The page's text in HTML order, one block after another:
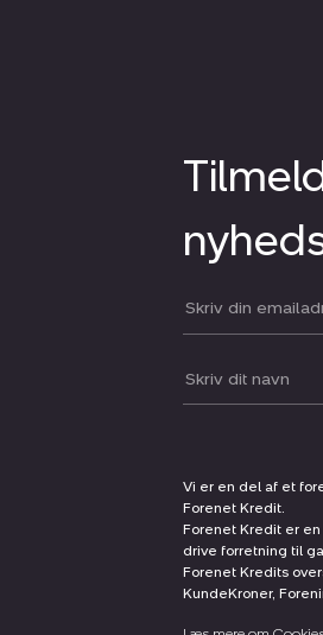
Din email:
Dit navn:
Vi er en del af et
Forenet Kredit.
Forenet Kredit er
drive forretning til
Forenet Kredits
KundeKroner,